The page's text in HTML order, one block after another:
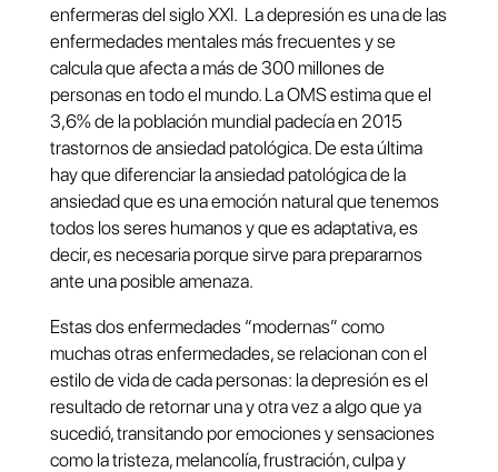
enfermeras del siglo XXI. La depresión es una de las
enfermedades mentales más frecuentes y se
calcula que afecta a más de 300 millones de
personas en todo el mundo. La OMS estima que el
3,6% de la población mundial padecía en 2015
trastornos de ansiedad patológica. De esta última
hay que diferenciar la ansiedad patológica de la
ansiedad que es una emoción natural que tenemos
todos los seres humanos y que es adaptativa, es
decir, es necesaria porque sirve para prepararnos
ante una posible amenaza.
Estas dos enfermedades “modernas” como
muchas otras enfermedades, se relacionan con el
estilo de vida de cada personas: la depresión es el
resultado de retornar una y otra vez a algo que ya
sucedió, transitando por emociones y sensaciones
como la tristeza, melancolía, frustración, culpa y